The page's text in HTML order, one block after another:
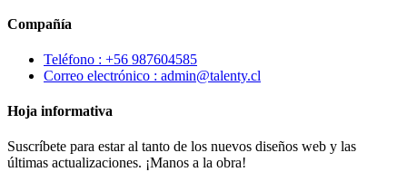
Compañía
Teléfono : +56 987604585
Correo electrónico : admin@talenty.cl
Hoja informativa
Suscríbete para estar al tanto de los nuevos diseños web y las
últimas actualizaciones. ¡Manos a la obra!